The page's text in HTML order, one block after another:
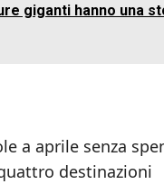
giganti hanno una
a aprile senza
destinazioni